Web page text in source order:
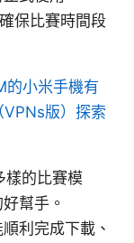
保比賽時間段
的小米手機有
版）探索
樣的比賽模
幫手。
利完成下載、